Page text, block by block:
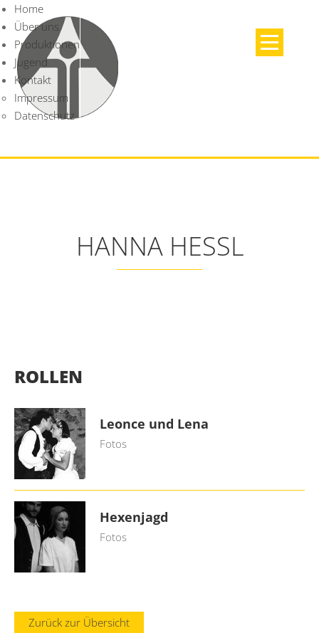
Home
Über uns
Produktionen
Jugend
Kontakt
Impressum
Datenschutz
HANNA HESSL
ROLLEN
Leonce und Lena
Fotos
Hexenjagd
Fotos
Zurück zur Übersicht